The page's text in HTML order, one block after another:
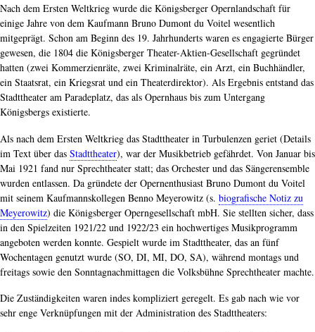
Nach dem Ersten Weltkrieg wurde die Königsberger Opernlandschaft für
einige Jahre von dem Kaufmann Bruno Dumont du Voitel wesentlich
mitgeprägt. Schon am Beginn des 19. Jahrhunderts waren es engagierte Bürger
gewesen, die 1804 die Königsberger Theater-Aktien-Gesellschaft gegründet
hatten (zwei Kommerzienräte, zwei Kriminalräte, ein Arzt, ein Buchhändler,
ein Staatsrat, ein Kriegsrat und ein Theaterdirektor). Als Ergebnis entstand das
Stadttheater am Paradeplatz, das als Opernhaus bis zum Untergang
Königsbergs existierte.
Als nach dem Ersten Weltkrieg das Stadttheater in Turbulenzen geriet (Details
im Text über das Stadttheater), war der Musikbetrieb gefährdet. Von Januar bis
Mai 1921 fand nur Sprechtheater statt; das Orchester und das Sängerensemble
wurden entlassen. Da gründete der Opernenthusiast Bruno Dumont du Voitel
mit seinem Kaufmannskollegen Benno Meyerowitz (s. biografische Notiz zu
Meyerowitz) die Königsberger Operngesellschaft mbH. Sie stellten sicher, dass
in den Spielzeiten 1921/22 und 1922/23 ein hochwertiges Musikprogramm
angeboten werden konnte. Gespielt wurde im Stadttheater, das an fünf
Wochentagen genutzt wurde (SO, DI, MI, DO, SA), während montags und
freitags sowie den Sonntagnachmittagen die Volksbühne Sprechtheater machte.
Die Zuständigkeiten waren indes kompliziert geregelt. Es gab nach wie vor
sehr enge Verknüpfungen mit der Administration des Stadttheaters: